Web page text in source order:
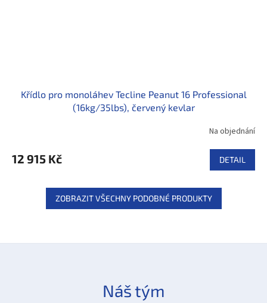
Křídlo pro monoláhev Tecline Peanut 16 Professional
(16kg/35lbs), červený kevlar
Na objednání
12 915 Kč DETAIL
ZOBRAZIT VŠECHNY PODOBNÉ PRODUKTY
Náš tým